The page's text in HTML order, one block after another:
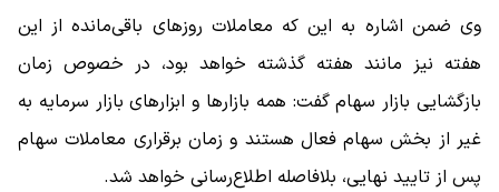
وی ضمن اشاره به این که معاملات روزهای باقی‌مانده از این
هفته نیز مانند هفته‌ گذشته خواهد بود، در خصوص زمان
بازگشایی بازار سهام گفت: همه بازارها و ابزارهای بازار سرمایه به
غیر از بخش سهام فعال هستند و زمان برقراری معاملات سهام
پس از تایید نهایی، بلافاصله اطلاع‌رسانی خواهد شد.